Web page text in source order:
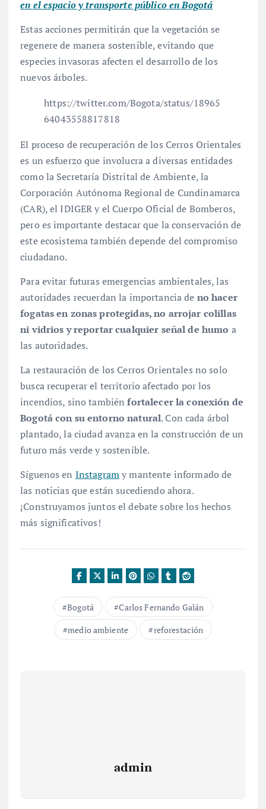
en el espacio y transporte público en Bogotá
Estas acciones permitirán que la vegetación se
regenere de manera sostenible, evitando que
especies invasoras afecten el desarrollo de los
nuevos árboles.
https://twitter.com/Bogota/status/18965
64043558817818
El proceso de recuperación de los Cerros Orientales
es un esfuerzo que involucra a diversas entidades
como la Secretaría Distrital de Ambiente, la
Corporación Autónoma Regional de Cundinamarca
(CAR), el IDIGER y el Cuerpo Oficial de Bomberos,
pero es importante destacar que la conservación de
este ecosistema también depende del compromiso
ciudadano.
Para evitar futuras emergencias ambientales, las
autoridades recuerdan la importancia de no hacer
fogatas en zonas protegidas, no arrojar colillas
ni vidrios y reportar cualquier señal de humo a
las autoridades.
La restauración de los Cerros Orientales no solo
busca recuperar el territorio afectado por los
incendios, sino tambiénfortalecer la conexión de
Bogotá con su entorno natural. Con cada árbol
plantado, la ciudad avanza en la construcción de un
futuro más verde y sostenible.
Síguenos en Instagramy mantente informado de
las noticias que están sucediendo ahora.
¡Construyamos juntos el debate sobre los hechos
más significativos!
Bogotá
Carlos Fernando Galán
medio ambiente
reforestación
admin